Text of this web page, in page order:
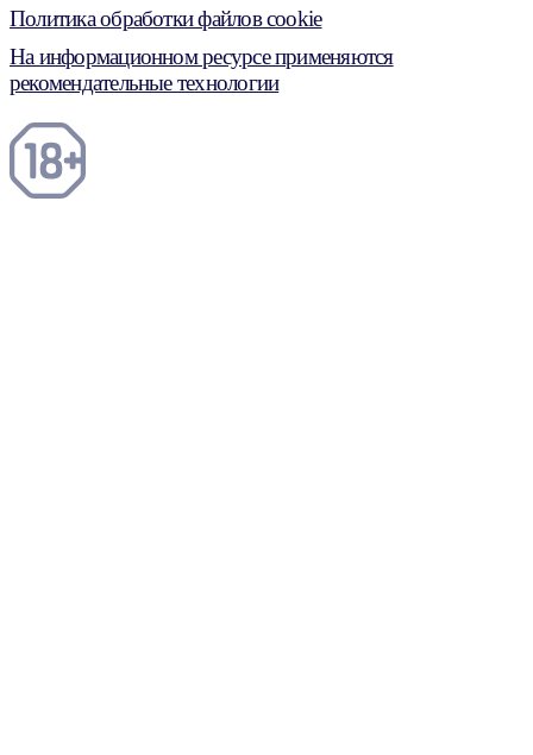
Политика обработки файлов cookie
На информационном ресурсе применяются
рекомендательные технологии